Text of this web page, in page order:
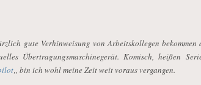
gute Verhinweisung von Arbeitskollegen
Übertragungsmaschinegerät. Komisch, heißen
‚, bin ich wohl meine Zeit weit voraus vergangen.